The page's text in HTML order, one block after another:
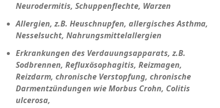
Neurodermitis, Schuppenflechte, Warzen
Allergien, z.B. Heuschnupfen, allergisches Asthma,
Nesselsucht, Nahrungsmittelallergien
Erkrankungen des Verdauungsapparats, z.B.
Sodbrennen, Refluxösophagitis, Reizmagen,
Reizdarm, chronische Verstopfung, chronische
Darmentzündungen wie Morbus Crohn, Colitis
ulcerosa,